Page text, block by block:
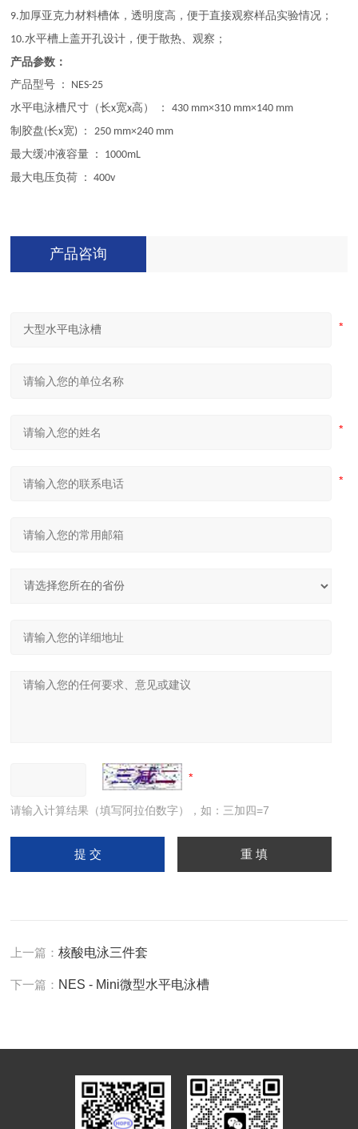
9.加厚亚克力材料槽体，透明度高，便于直接观察样品实验情况；
10.水平槽上盖开孔设计，便于散热、观察；
产品参数：
产品型号 ：
NES-25
水平电泳槽尺寸（长x宽x高） ：430 mm×310 mm×140 mm
制胶盘(长x宽) ：250 mm×240 mm
最大缓冲液容量 ：
1000mL
最大电压负荷 ： 400v
产品咨询
请输入计算结果（填写阿拉伯数字），如：三加四=7
上一篇：核酸电泳三件套
下一篇： NES - Mini微型水平电泳槽